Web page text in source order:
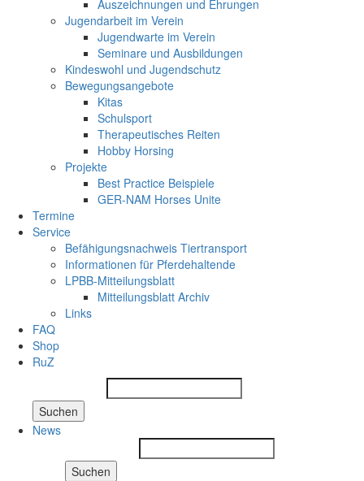
Auszeichnungen und Ehrungen
Jugendarbeit im Verein
Jugendwarte im Verein
Seminare und Ausbildungen
Kindeswohl und Jugendschutz
Bewegungsangebote
Kitas
Schulsport
Therapeutisches Reiten
Hobby Horsing
Projekte
Best Practice Beispiele
GER-NAM Horses Unite
Termine
Service
Befähigungsnachweis Tiertransport
Informationen für Pferdehaltende
LPBB-Mitteilungsblatt
Mitteilungsblatt Archiv
Links
FAQ
Shop
RuZ
Suchen
News
Suchen